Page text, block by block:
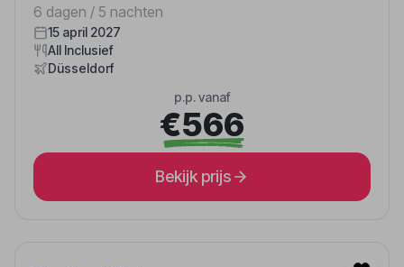
6 dagen / 5 nachten
15 april 2027
All Inclusief
Düsseldorf
p.p. vanaf
€566
Bekijk prijs